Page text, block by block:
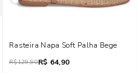
Rasteira Napa Soft Palha Bege
R$129,90R$ 64,90